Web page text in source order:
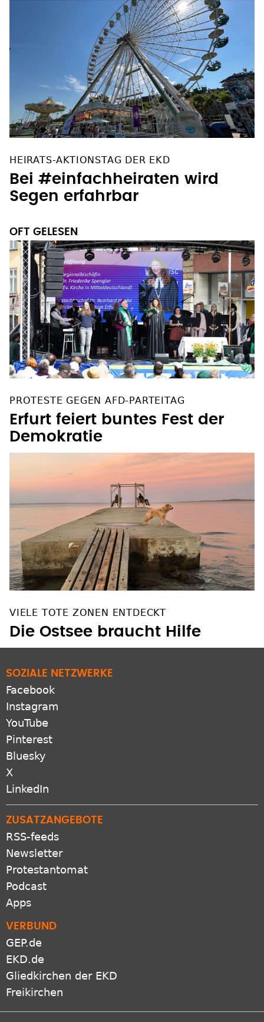
HEIRATS-AKTIONSTAG DER EKD
Bei #einfachheiraten wird
Segen erfahrbar
OFT GELESEN
PROTESTE GEGEN AFD-PARTEITAG
Erfurt feiert buntes Fest der
Demokratie
VIELE TOTE ZONEN ENTDECKT
Die Ostsee braucht Hilfe
SOZIALE NETZWERKE
Facebook
Instagram
YouTube
Pinterest
Bluesky
X
LinkedIn
ZUSATZANGEBOTE
RSS-feeds
Newsletter
Protestantomat
Podcast
Apps
VERBUND
GEP.de
EKD.de
Gliedkirchen der EKD
Freikirchen